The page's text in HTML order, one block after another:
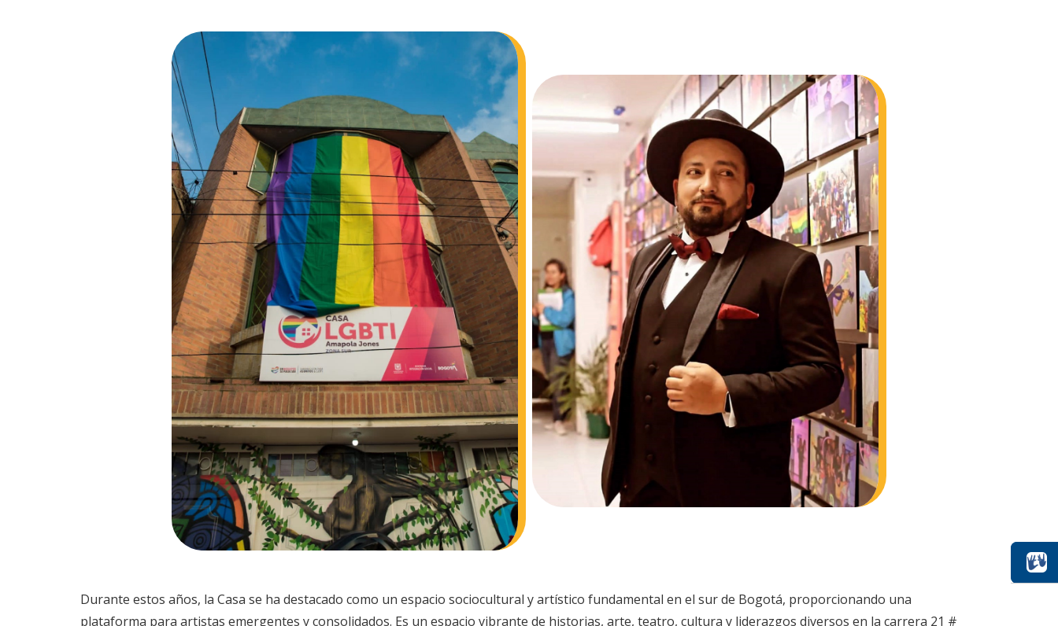
Durante estos años, la Casa se ha destacado como un espacio sociocultural y artístico fundamental en el sur de Bogotá, proporcionando una
plataforma para artistas emergentes y consolidados. Es un espacio vibrante de historias, arte, teatro, cultura y liderazgos diversos en la carrera 21 #